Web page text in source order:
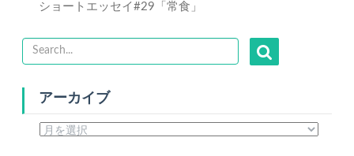
ショートエッセイ#29「常食」
アーカイブ